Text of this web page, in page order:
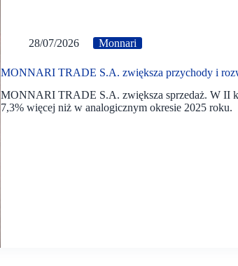
28/07/2026 Monnari
MONNARI TRADE S.A. zwiększa przychody i
MONNARI TRADE S.A. zwiększa sprzedaż. W II
7,3% więcej niż w analogicznym okresie 2025 roku.